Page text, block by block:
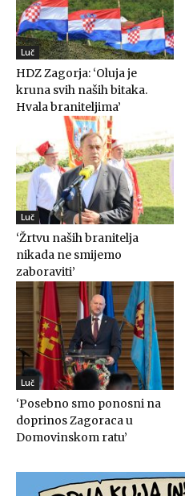
Luč
HDZ Zagorja: ‘Oluja je
kruna svih naših bitaka.
Hvala braniteljima’
Luč
‘Žrtvu naših branitelja
nikada ne smijemo
zaboraviti’
Luč
‘Posebno smo ponosni na
doprinos Zagoraca u
Domovinskom ratu’